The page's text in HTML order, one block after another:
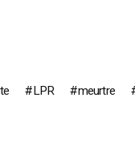
LPR meurtre